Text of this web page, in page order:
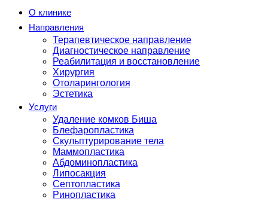
О клинике
Направления
Терапевтическое направление
Диагностическое направление
Реабилитация и восстановление
Хирургия
Отоларингология
Эстетика
Услуги
Удаление комков Биша
Блефаропластика
Скульптурирование тела
Маммопластика
Абдоминопластика
Липосакция
Септопластика
Ринопластика